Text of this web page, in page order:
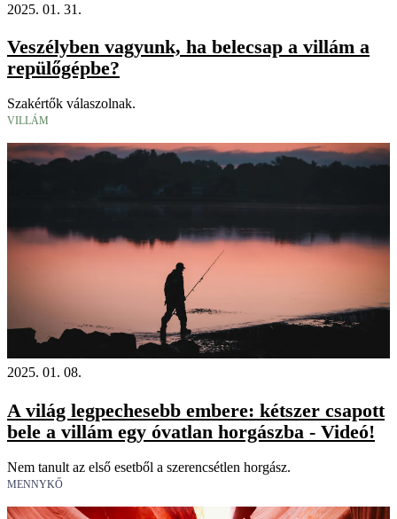
2025. 01. 31.
Veszélyben vagyunk, ha belecsap a villám a
repülőgépbe?
Szakértők válaszolnak.
VILLÁM
2025. 01. 08.
A világ legpechesebb embere: kétszer csapott
bele a villám egy óvatlan horgászba - Videó!
Nem tanult az első esetből a szerencsétlen horgász.
MENNYKŐ